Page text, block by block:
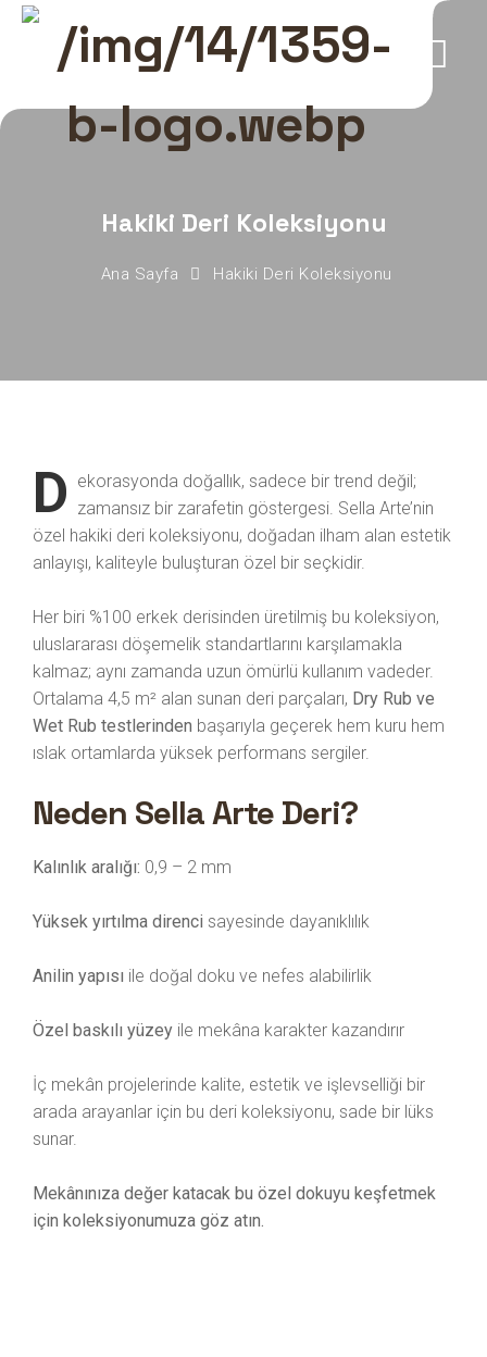
Hakiki Deri Koleksiyonu
Ana Sayfa Hakiki Deri Koleksiyonu
D ekorasyonda doğallık, sadece bir trend değil;
zamansız bir zarafetin göstergesi. Sella Arte’nin
özel hakiki deri koleksiyonu, doğadan ilham alan estetik
anlayışı, kaliteyle buluşturan özel bir seçkidir.
Her biri %100 erkek derisinden üretilmiş bu koleksiyon,
uluslararası döşemelik standartlarını karşılamakla
kalmaz; aynı zamanda uzun ömürlü kullanım vadeder.
Ortalama 4,5 m² alan sunan deri parçaları, Dry Rub ve
Wet Rub testlerinden başarıyla geçerek hem kuru hem
ıslak ortamlarda yüksek performans sergiler.
Neden Sella Arte Deri?
Kalınlık aralığı: 0,9 – 2 mm
Yüksek yırtılma direnci sayesinde dayanıklılık
Anilin yapısı ile doğal doku ve nefes alabilirlik
Özel baskılı yüzey ile mekâna karakter kazandırır
İç mekân projelerinde kalite, estetik ve işlevselliği bir
arada arayanlar için bu deri koleksiyonu, sade bir lüks
sunar.
Mekânınıza değer katacak bu özel dokuyu keşfetmek
için koleksiyonumuza göz atın.